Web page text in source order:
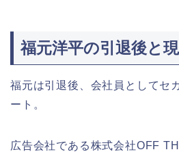
福元洋平の引退後と
福元は引退後、会社員としてセ
ート。
広告会社である株式会社OFF